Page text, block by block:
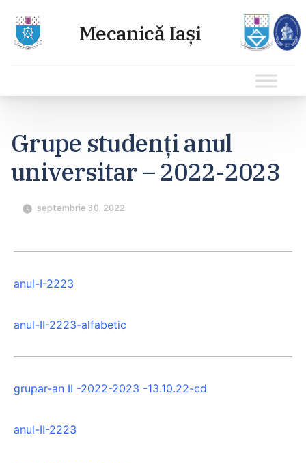
conținut
Grupe studenți anul
universitar – 2022-2023
septembrie 30, 2022
anul-I-2223
anul-II-2223-alfabetic
grupar-an II -2022-2023 -13.10.22-cd
anul-II-2223